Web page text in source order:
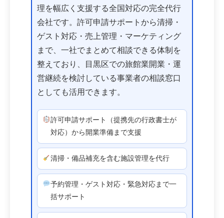
理を幅広く支援する全国対応の完全代行
会社です。許可申請サポートから清掃・
ゲスト対応・売上管理・マーケティング
まで、一社でまとめて相談できる体制を
整えており、目黒区での旅館業開業・運
営継続を検討している事業者の相談窓口
としても活用できます。
許可申請サポート（提携先の行政書士が
対応）から開業準備まで支援
清掃・備品補充を含む施設管理を代行
予約管理・ゲスト対応・緊急対応まで一
括サポート